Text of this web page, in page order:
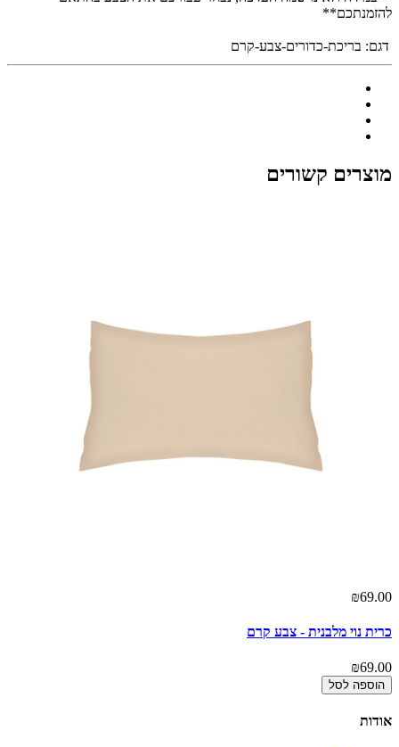
להזמנתכם**
דגם: בריכת-כדורים-צבע-קרם
מוצרים קשורים
₪69.00
כרית נוי מלבנית - צבע קרם
₪69.00
הוספה לסל
אודות